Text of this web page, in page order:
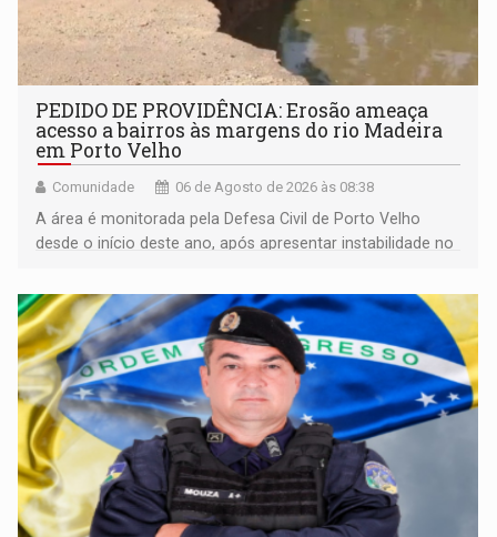
PEDIDO DE PROVIDÊNCIA: Erosão ameaça
acesso a bairros às margens do rio Madeira
em Porto Velho
Comunidade 06 de Agosto de 2026 às 08:38
A área é monitorada pela Defesa Civil de Porto Velho
desde o início deste ano, após apresentar instabilidade no